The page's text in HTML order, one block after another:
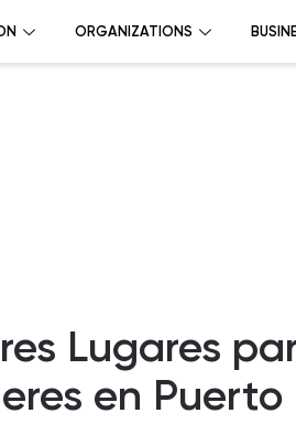
ORGANIZATIONS
Lugares
en Puerto